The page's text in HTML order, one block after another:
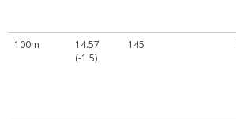
100m
14.57
(-1.5)
145